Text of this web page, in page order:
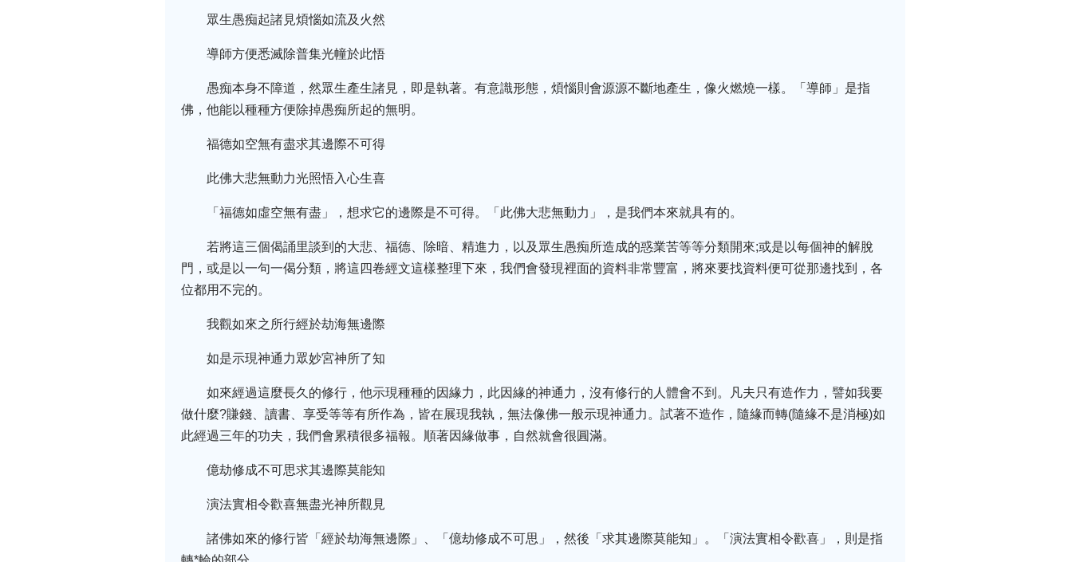
眾生愚痴起諸見煩惱如流及火然
導師方便悉滅除普集光幢於此悟
愚痴本身不障道，然眾生產生諸見，即是執著。有意識形態，煩惱則會源源不斷地產生，像火燃燒一樣。「導師」是指
佛，他能以種種方便除掉愚痴所起的無明。
福德如空無有盡求其邊際不可得
此佛大悲無動力光照悟入心生喜
「福德如虛空無有盡」，想求它的邊際是不可得。「此佛大悲無動力」，是我們本來就具有的。
若將這三個偈誦里談到的大悲、福德、除暗、精進力，以及眾生愚痴所造成的惑業苦等等分類開來;或是以每個神的解脫
門，或是以一句一偈分類，將這四卷經文這樣整理下來，我們會發現裡面的資料非常豐富，將來要找資料便可從那邊找到，各
位都用不完的。
我觀如來之所行經於劫海無邊際
如是示現神通力眾妙宮神所了知
如來經過這麼長久的修行，他示現種種的因緣力，此因緣的神通力，沒有修行的人體會不到。凡夫只有造作力，譬如我要
做什麼?賺錢、讀書、享受等等有所作為，皆在展現我執，無法像佛一般示現神通力。試著不造作，隨緣而轉(隨緣不是消極)如
此經過三年的功夫，我們會累積很多福報。順著因緣做事，自然就會很圓滿。
億劫修成不可思求其邊際莫能知
演法實相令歡喜無盡光神所觀見
諸佛如來的修行皆「經於劫海無邊際」、「億劫修成不可思」，然後「求其邊際莫能知」。「演法實相令歡喜」，則是指